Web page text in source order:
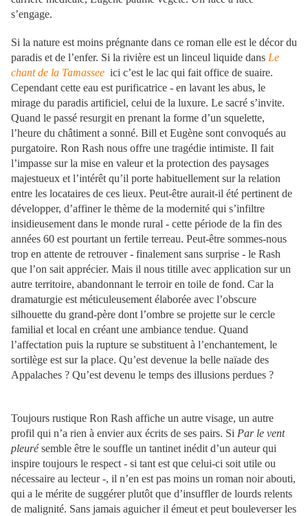
s’engage.
Si la nature est moins prégnante dans ce roman elle est le décor du
paradis et de l’enfer. Si la rivière est un linceul liquide dans Le
chant de la Tamassee ici c’est le lac qui fait office de suaire.
Cependant cette eau est purificatrice - en lavant les abus, le
mirage du paradis artificiel, celui de la luxure. Le sacré s’invite.
Quand le passé resurgit en prenant la forme d’un squelette,
l’heure du châtiment a sonné. Bill et Eugène sont convoqués au
purgatoire. Ron Rash nous offre une tragédie intimiste. Il fait
l’impasse sur la mise en valeur et la protection des paysages
majestueux et l’intérêt qu’il porte habituellement sur la relation
entre les locataires de ces lieux. Peut-être aurait-il été pertinent de
développer, d’affiner le thème de la modernité qui s’infiltre
insidieusement dans le monde rural - cette période de la fin des
années 60 est pourtant un fertile terreau. Peut-être sommes-nous
trop en attente de retrouver - finalement sans surprise - le Rash
que l’on sait apprécier. Mais il nous titille avec application sur un
autre territoire, abandonnant le terroir en toile de fond. Car la
dramaturgie est méticuleusement élaborée avec l’obscure
silhouette du grand-père dont l’ombre se projette sur le cercle
familial et local en créant une ambiance tendue. Quand
l’affectation puis la rupture se substituent à l’enchantement, le
sortilège est sur la place. Qu’est devenue la belle naïade des
Appalaches ? Qu’est devenu le temps des illusions perdues ?
Toujours rustique Ron Rash affiche un autre visage, un autre
profil qui n’a rien à envier aux écrits de ses pairs. Si Par le vent
pleurésemble être le souffle un tantinet inédit d’un auteur qui
inspire toujours le respect - si tant est que celui-ci soit utile ou
nécessaire au lecteur -, il n’en est pas moins un roman noir abouti,
qui a le mérite de suggérer plutôt que d’insuffler de lourds relents
de malignité. Sans jamais aguicher il émeut et peut bouleverser les